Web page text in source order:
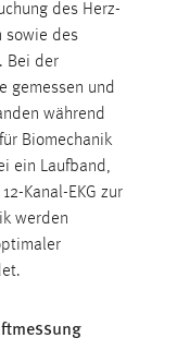
des Herz-
sowie des
Bei der
gemessen und
während
Biomechanik
ein Laufband,
Kanal-EKG zur
werden